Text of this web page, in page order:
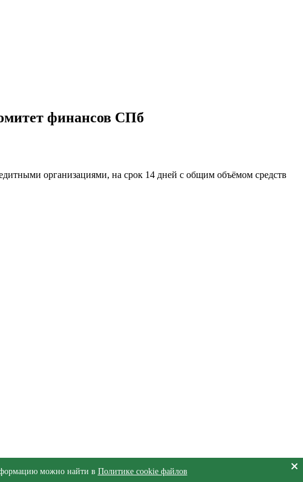
финансов СПб
организациями, на срок 14 дней с общим объёмом средств
можно найти в Политике cookie файлов